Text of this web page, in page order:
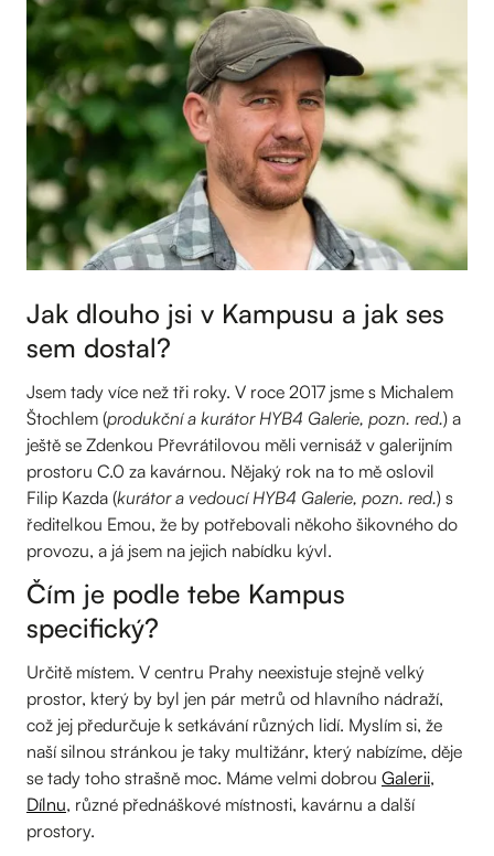
Jak dlouho jsi v Kampusu a jak ses
sem dostal?
Jsem tady více než tři roky. V roce 2017 jsme s Michalem
Štochlem (produkční a kurátor HYB4 Galerie, pozn. red.) a
ještě se Zdenkou Převrátilovou měli vernisáž v galerijním
prostoru C.0 za kavárnou. Nějaký rok na to mě oslovil
Filip Kazda (kurátor a vedoucí HYB4 Galerie, pozn. red.) s
ředitelkou Emou, že by potřebovali někoho šikovného do
provozu, a já jsem na jejich nabídku kývl.
Čím je podle tebe Kampus
specifický?
Určitě místem. V centru Prahy neexistuje stejně velký
prostor, který by byl jen pár metrů od hlavního nádraží,
což jej předurčuje k setkávání různých lidí. Myslím si, že
naší silnou stránkou je taky multižánr, který nabízíme, děje
se tady toho strašně moc. Máme velmi dobrou Galerii,
Dílnu, různé přednáškové místnosti, kavárnu a další
prostory.